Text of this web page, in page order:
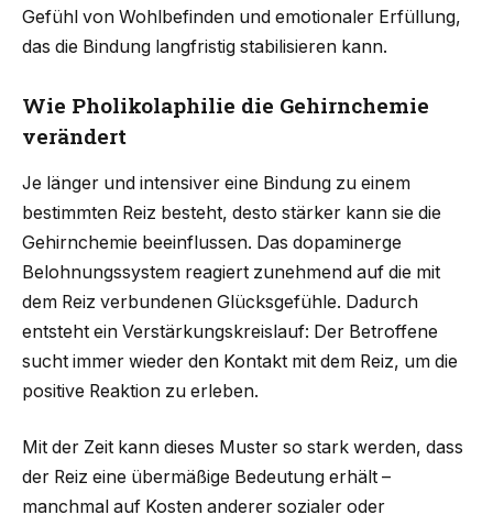
Gefühl von Wohlbefinden und emotionaler Erfüllung,
das die Bindung langfristig stabilisieren kann.
Wie Pholikolaphilie die Gehirnchemie
verändert
Je länger und intensiver eine Bindung zu einem
bestimmten Reiz besteht, desto stärker kann sie die
Gehirnchemie beeinflussen. Das dopaminerge
Belohnungssystem reagiert zunehmend auf die mit
dem Reiz verbundenen Glücksgefühle. Dadurch
entsteht ein Verstärkungskreislauf: Der Betroffene
sucht immer wieder den Kontakt mit dem Reiz, um die
positive Reaktion zu erleben.
Mit der Zeit kann dieses Muster so stark werden, dass
der Reiz eine übermäßige Bedeutung erhält –
manchmal auf Kosten anderer sozialer oder